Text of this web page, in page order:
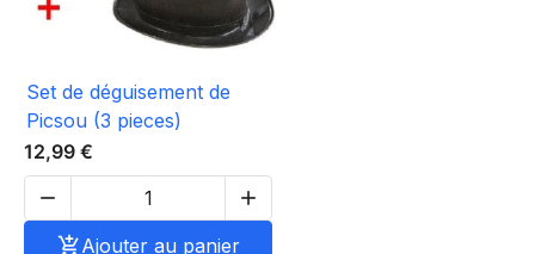
Set de déguisement de
Picsou (3 pieces)
12,99 €


Ajouter au panier